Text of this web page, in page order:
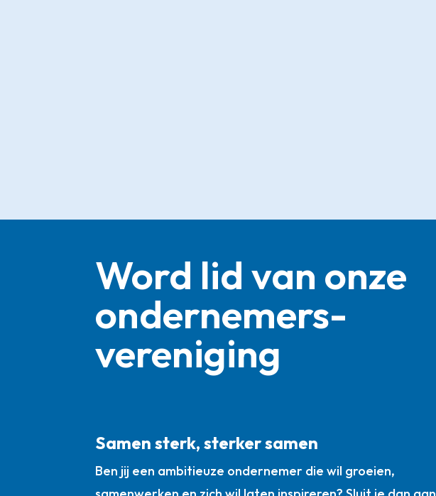
Word lid van onze
ondernemers­
vereniging
Samen sterk, sterker samen
Ben jij een ambitieuze ondernemer die wil groeien,